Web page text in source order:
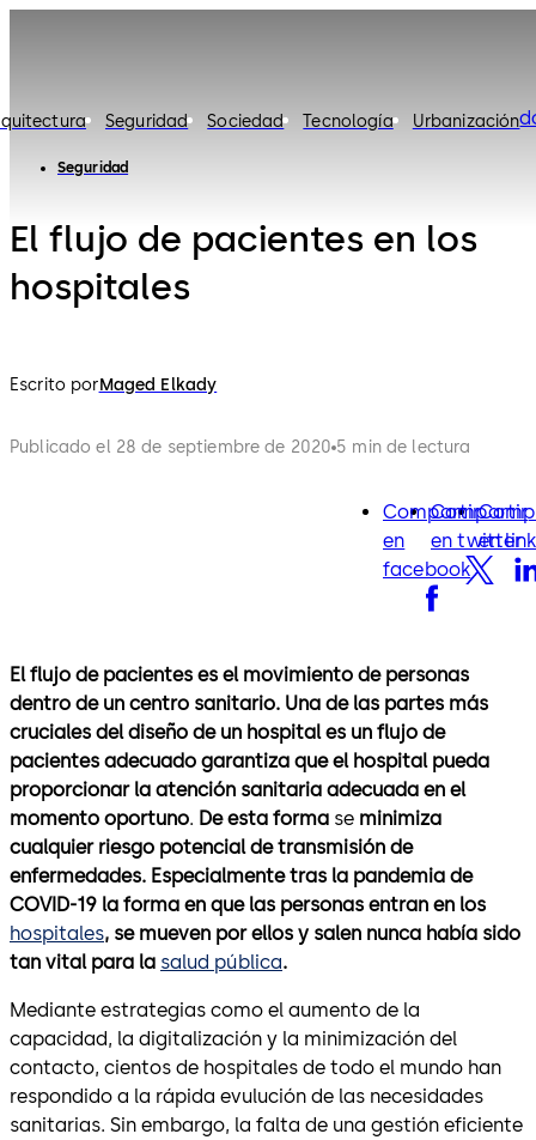
Seguridad Sociedad Tecnología Urbanización
Seguridad
El flujo de pacientes en los
hospitales
Escrito porMaged Elkady
Publicado el 28 de septiembre de 2020 5 min de lectura
Compartir
en
facebook
facebook
Compartir
en twitter
twitter
en
El flujo de pacientes es el movimiento de personas
dentro de un centro sanitario. Una de las partes más
cruciales del diseño de un hospital es un flujo de
pacientes adecuado garantiza que el hospital pueda
proporcionar la atención sanitaria adecuada en el
momento oportuno. De esta forma se minimiza
cualquier riesgo potencial de transmisión de
enfermedades. Especialmente tras la pandemia de
COVID-19 la forma en que las personas entran en los
hospitales, se mueven por ellos y salen nunca había sido
tan vital para la salud pública.
Mediante estrategias como el aumento de la
capacidad, la digitalización y la minimización del
contacto, cientos de hospitales de todo el mundo han
respondido a la rápida evulución de las necesidades
sanitarias. Sin embargo, la falta de una gestión eficiente